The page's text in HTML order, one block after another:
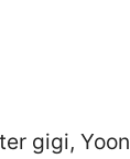
gigi, Yoon